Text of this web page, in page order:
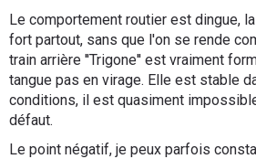
Le comportement routier est dingue,
fort partout, sans que l'on se rende
train arrière ''Trigone'' est vraiment
tangue pas en virage. Elle est stable
conditions, il est quasiment
défaut.
Le point négatif, je peux parfois